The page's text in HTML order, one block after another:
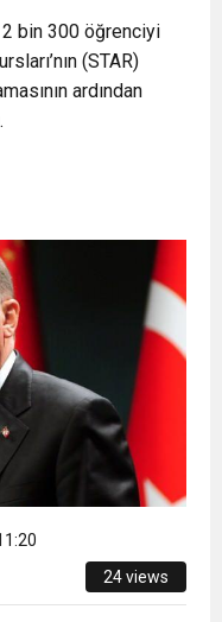
oluyor
ilgili bilgi verdi
2 bin 300 öğrenciyi
(STAR)
ardından
24 views